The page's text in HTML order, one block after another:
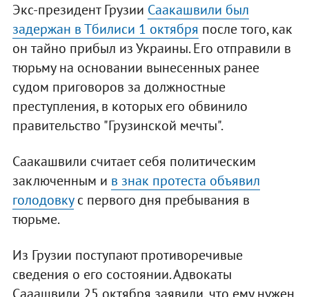
Экс-президент Грузии Саакашвили был
задержан в Тбилиси 1 октября после того, как
он тайно прибыл из Украины. Его отправили в
тюрьму на основании вынесенных ранее
судом приговоров за должностные
преступления, в которых его обвинило
правительство "Грузинской мечты".
Саакашвили считает себя политическим
заключенным и в знак протеста объявил
голодовкус первого дня пребывания в
тюрьме.
Из Грузии поступают противоречивые
сведения о его состоянии. Адвокаты